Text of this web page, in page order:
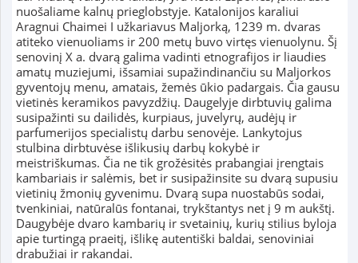
nuošaliame kalnų prieglobstyje. Katalonijos karaliui
Aragnui Chaimei I užkariavus Maljorką, 1239 m. dvaras
atiteko vienuoliams ir 200 metų buvo virtęs vienuolynu. Šį
senovinį X a. dvarą galima vadinti etnografijos ir liaudies
amatų muziejumi, išsamiai supažindinančiu su Maljorkos
gyventojų menu, amatais, žemės ūkio padargais. Čia gausu
vietinės keramikos pavyzdžių. Daugelyje dirbtuvių galima
susipažinti su dailidės, kurpiaus, juvelyrų, audėjų ir
parfumerijos specialistų darbu senovėje. Lankytojus
stulbina dirbtuvėse išlikusių darbų kokybė ir
meistriškumas. Čia ne tik grožėsitės prabangiai įrengtais
kambariais ir salėmis, bet ir susipažinsite su dvarą supusiu
vietinių žmonių gyvenimu. Dvarą supa nuostabūs sodai,
tvenkiniai, natūralūs fontanai, trykštantys net į 9 m aukštį.
Daugybėje dvaro kambarių ir svetainių, kurių stilius byloja
apie turtingą praeitį, išlikę autentiški baldai, senoviniai
drabužiai ir rakandai.